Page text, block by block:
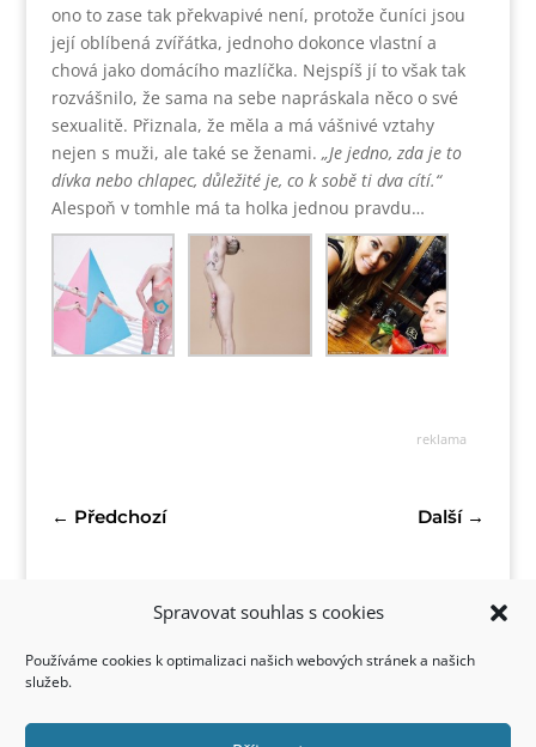
Spravovat souhlas s cookies
Používáme cookies k optimalizaci našich webových stránek a našich
služeb.
ono to zase tak překvapivé není, protože čuníci jsou
její oblíbená zvířátka, jednoho dokonce vlastní a
chová jako domácího mazlíčka. Nejspíš jí to však tak
rozvášnilo, že sama na sebe napráskala něco o své
sexualitě. Přiznala, že měla a má vášnivé vztahy
nejen s muži, ale také se ženami. „Je jedno, zda je to
dívka nebo chlapec, důležité je, co k sobě ti dva cítí.“
Alespoň v tomhle má ta holka jednou pravdu…
reklama
← Předchozí Další→